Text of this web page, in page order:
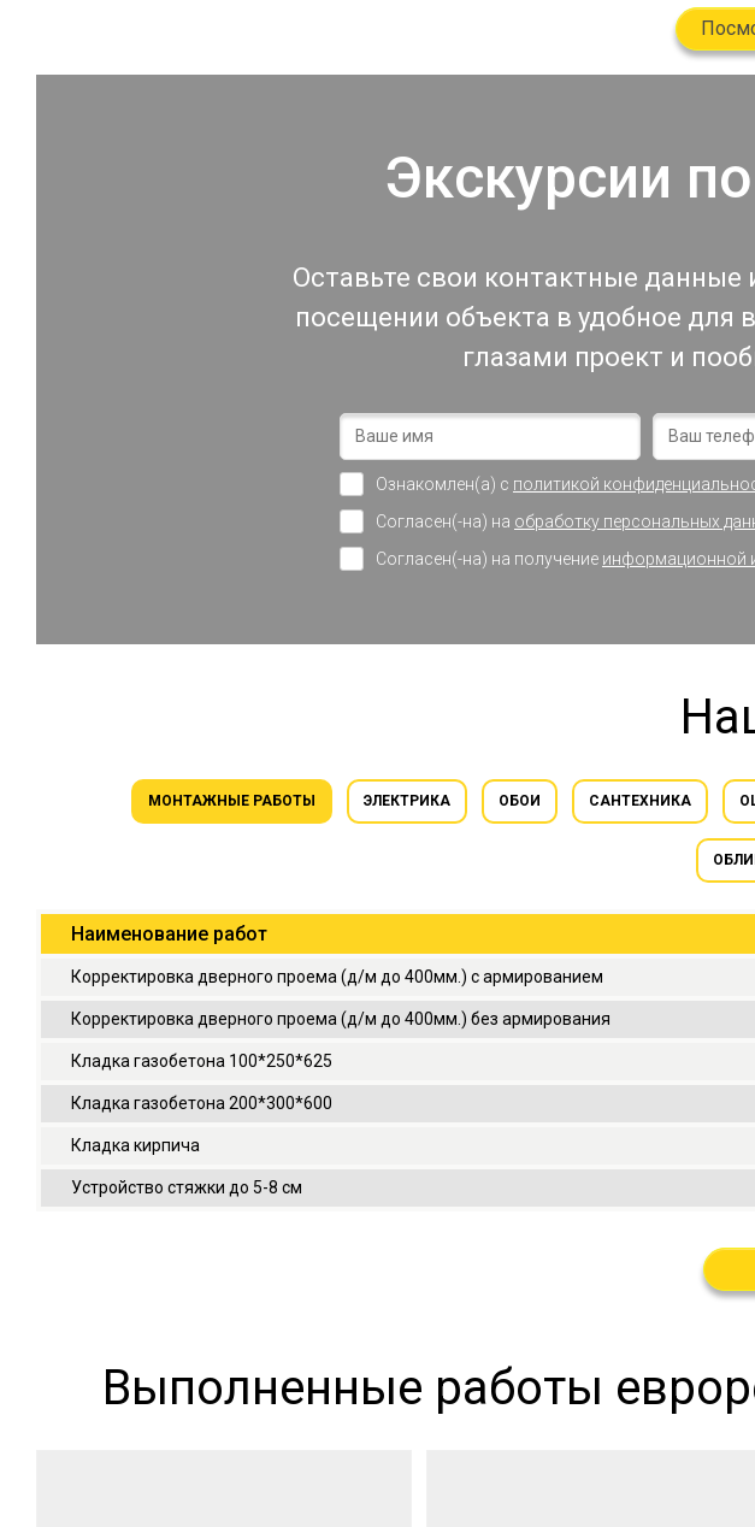
Экскурсии
Оставьте свои контактные
посещении объекта в удобное для
глазами проект и
Ознакомлен(а) с политикой
Согласен(-на) на обработку персональных
Согласен(-на) на получение информационной
МОНТАЖНЫЕ РАБОТЫ ЭЛЕКТРИКА ОБОИ САНТЕХНИКА
Наименование работ
Корректировка дверного проема (д/м до 400мм.) с армированием
Корректировка дверного проема (д/м до 400мм.) без армирования
Кладка газобетона 100*250*625
Кладка газобетона 200*300*600
Кладка кирпича
Устройство стяжки до 5-8 см
Выполненные работы